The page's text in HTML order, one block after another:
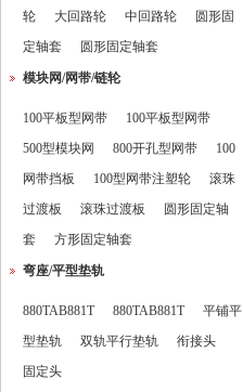
轮
大回路轮 中回路轮
圆形固
定轴套
圆形固定轴套
模块网/网带/链轮
100平板型网带
100平板型网带
500型模块网
800开孔型网带
100
网带挡板
100型网带注塑轮
滚珠
过渡板
滚珠过渡板
圆形固定轴
套
方形固定轴套
弯座/平型垫轨
880TAB881T 880TAB881T
平铺平
型垫轨
双轨平行垫轨
衔接头
固定头